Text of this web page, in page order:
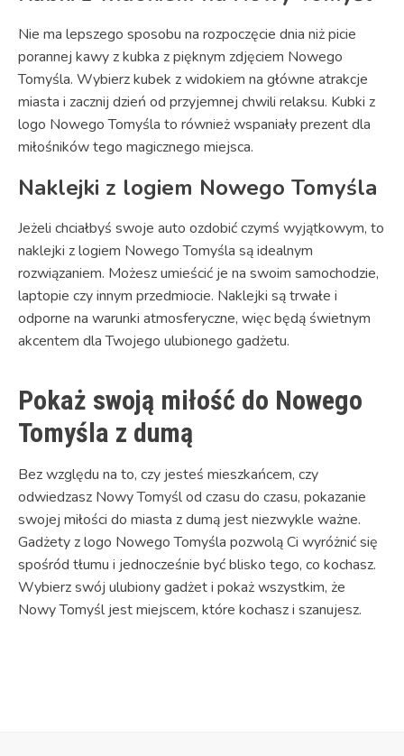
Nie ma lepszego sposobu na rozpoczęcie dnia niż picie
porannej kawy z kubka z pięknym zdjęciem Nowego
Tomyśla. Wybierz kubek z widokiem na główne atrakcje
miasta i zacznij dzień od przyjemnej chwili relaksu. Kubki z
logo Nowego Tomyśla to również wspaniały prezent dla
miłośników tego magicznego miejsca.
Naklejki z logiem Nowego Tomyśla
Jeżeli chciałbyś swoje auto ozdobić czymś wyjątkowym, to
naklejki z logiem Nowego Tomyśla są idealnym
rozwiązaniem. Możesz umieścić je na swoim samochodzie,
laptopie czy innym przedmiocie. Naklejki są trwałe i
odporne na warunki atmosferyczne, więc będą świetnym
akcentem dla Twojego ulubionego gadżetu.
Pokaż swoją miłość do Nowego
Tomyśla z dumą
Bez względu na to, czy jesteś mieszkańcem, czy
odwiedzasz Nowy Tomyśl od czasu do czasu, pokazanie
swojej miłości do miasta z dumą jest niezwykle ważne.
Gadżety z logo Nowego Tomyśla pozwolą Ci wyróżnić się
spośród tłumu i jednocześnie być blisko tego, co kochasz.
Wybierz swój ulubiony gadżet i pokaż wszystkim, że
Nowy Tomyśl jest miejscem, które kochasz i szanujesz.